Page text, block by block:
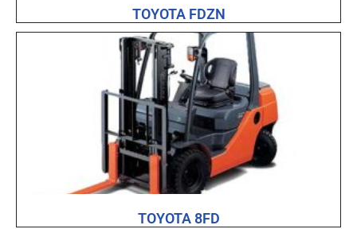
TOYOTA FDZN
TOYOTA 8FD